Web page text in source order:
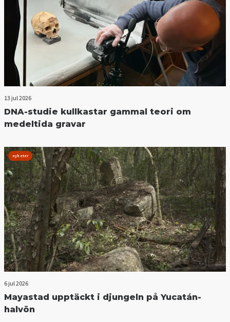
13 jul 2026
DNA-studie kullkastar gammal teori om
medeltida gravar
nyheter
6 jul 2026
Mayastad upptäckt i djungeln på Yucatán-
halvön